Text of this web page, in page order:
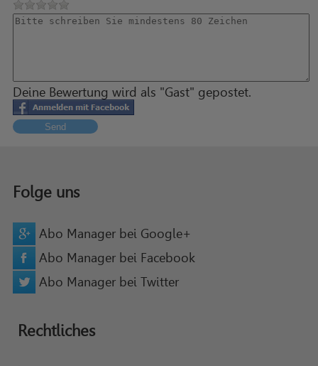
Deine Bewertung wird als "Gast" gepostet.
Send
Folge uns
Abo Manager bei Google+
Abo Manager bei Facebook
Abo Manager bei Twitter
Rechtliches